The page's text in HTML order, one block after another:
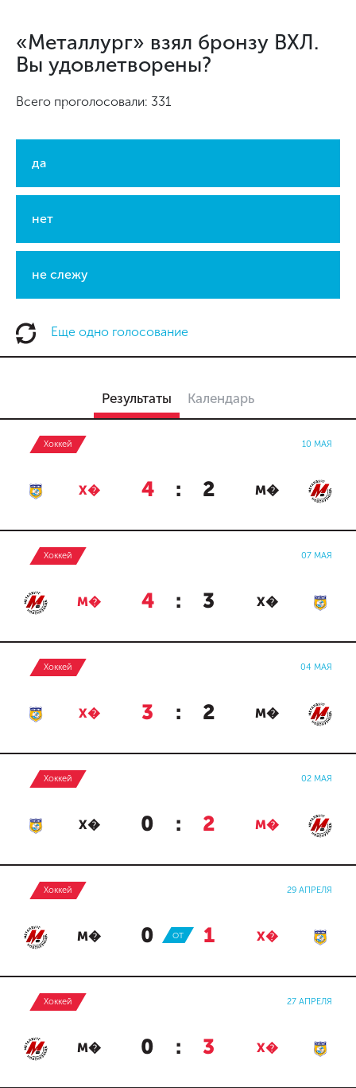
«Металлург» взял бронзу ВХЛ.
Вы удовлетворены?
Всего проголосовали: 331
да
нет
не слежу
Еще одно голосование
Результаты Календарь
Хоккей 10 МАЯ
Х� 4 : 2 М�
Хоккей 07 МАЯ
М� 4 : 3 Х�
Хоккей 04 МАЯ
Х� 3 : 2 М�
Хоккей 02 МАЯ
Х� 0 : 2 М�
Хоккей 29 АПРЕЛЯ
М� 0 : 1 Х�
ОТ
Хоккей 27 АПРЕЛЯ
М� 0 : 3 Х�